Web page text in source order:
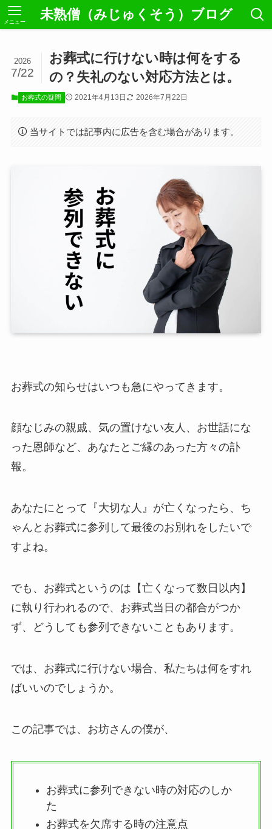
未熟僧（みじゅくそう）ブログ
メニュー
お葬式に行けない時は何をする
の？失礼のない対応方法とは。
2026
7/22
お葬式の疑問 2021年4月13日 2026年7月22日
当サイトでは記事内に広告を含む場合があります。
お葬式の知らせはいつも急にやってきます。
顔なじみの親戚、気の置けない友人、お世話にな
った恩師など、あなたとご縁のあった方々の訃
報。
あなたにとって『大切な人』が亡くなったら、ち
ゃんとお葬式に参列して最後のお別れをしたいで
すよね。
でも、お葬式というのは【亡くなって数日以内】
に執り行われるので、お葬式当日の都合がつか
ず、どうしても参列できないこともあります。
では、お葬式に行けない場合、私たちは何をすれ
ばいいのでしょうか。
この記事では、お坊さんの僕が、
お葬式に参列できない時の対応のしか
た
お葬式を欠席する時の注意点